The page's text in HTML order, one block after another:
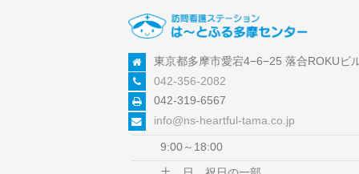
東京都多摩市愛宕4−6−25 落合ROKUビ
042-356-2082
042-319-6567
info@ns-heartful-tama.co.jp
9:00～18:00